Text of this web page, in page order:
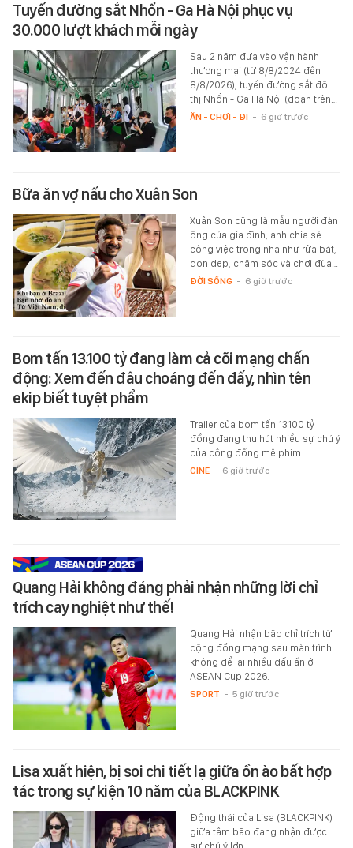
Tuyến đường sắt Nhổn - Ga Hà Nội phục vụ
30.000 lượt khách mỗi ngày
Sau 2 năm đưa vào vận hành
thương mại (từ 8/8/2024 đến
8/8/2026), tuyến đường sắt đô
thị Nhổn - Ga Hà Nội (đoạn trên…
ĂN - CHƠI - ĐI - 6 giờ trước
Bữa ăn vợ nấu cho Xuân Son
Xuân Son cũng là mẫu người đàn
ông của gia đình, anh chia sẻ
công việc trong nhà như rửa bát,
dọn dẹp, chăm sóc và chơi đùa…
ĐỜI SỐNG - 6 giờ trước
Bom tấn 13.100 tỷ đang làm cả cõi mạng chấn
động: Xem đến đâu choáng đến đấy, nhìn tên
ekip biết tuyệt phẩm
Trailer của bom tấn 13100 tỷ
đồng đang thu hút nhiều sự chú ý
của cộng đồng mê phim.
CINE - 6 giờ trước
Quang Hải không đáng phải nhận những lời chỉ
trích cay nghiệt như thế!
Quang Hải nhận bão chỉ trích từ
cộng đồng mạng sau màn trình
không để lại nhiều dấu ấn ở
ASEAN Cup 2026.
SPORT - 5 giờ trước
Lisa xuất hiện, bị soi chi tiết lạ giữa ồn ào bất hợp
tác trong sự kiện 10 năm của BLACKPINK
Động thái của Lisa (BLACKPINK)
giữa tâm bão đang nhận được
sự chú ý lớn.